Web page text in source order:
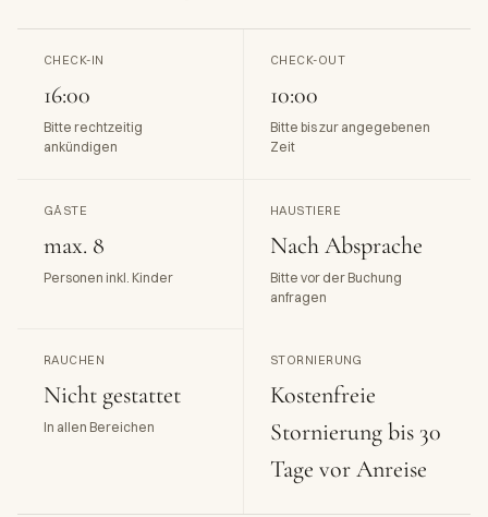
CHECK-IN
16:00
Bitte rechtzeitig
ankündigen
CHECK-OUT
10:00
Bitte bis zur angegebenen
Zeit
GÄSTE
max. 8
Personen inkl. Kinder
HAUSTIERE
Nach Absprache
Bitte vor der Buchung
anfragen
RAUCHEN
Nicht gestattet
In allen Bereichen
STORNIERUNG
Kostenfreie
Stornierung bis 30
Tage vor Anreise